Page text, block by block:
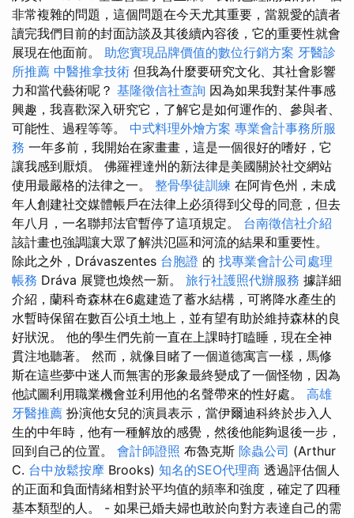
非常複雜的問題，這個問題在今天尤其重要，當親愛的讀者
讀完我們目前的封面訪談及其後續內容後，它的重要性就會
展現在他面前。 助您實現品牌價值的數位行銷方案 牙醫診
所推薦 中醫推拿技術 但我為什麼要研究文化、其社會影響
力和當代藝術呢？ 基隆徵信社查詢 因為如果我對某件事感
興趣，我喜歡深入研究它，了解它是如何運作的、參與者、
可能性、過程等等。 中式料理外燴方案 專業會計事務所服
務 一年多前，我開始在家畫畫，這是一個很好的嗜好，它
讓我感到厭煩。 佛羅裡達州的新法律是美國關於社交網站
使用最嚴格的法律之一。 整骨學徒訓練 在阿肯色州，未成
年人創建社交媒體帳戶在法律上必須得到父母的同意，但去
年八月，一名聯邦法官暫停了這項規定。 台南徵信社介紹
該計畫也強調讓大眾了解洪氾區和河流的結果和重要性。
除此之外，Drávaszentes 台胞證 的 找專業會計公司處理
帳務 Dráva 展覽也煥然一新。 旅行社護照代辦服務 據詳細
介紹，蘭科奇森林在6處建造了蓄水結構，可將降水產生的
水暫時保留在數百公頃土地上，並有望有助於維持森林的良
好狀況。 他的學生們先前一直在上課時打瞌睡，現在全神
貫注地聽著。 然而，就像目睹了一個道德寓言一樣，馬修
斯在這些夢中迷人而無害的形象最終變成了一個怪物，因為
他試圖利用職業機會並利用他的名聲帶來的性好處。 高雄
牙醫推薦 扮演他女兒的演員表示，當伊爾迪科終於步入人
生的中年時，他有一種解放的感覺，然後他能夠退後一步，
回到自己的位置。 會計師證照 布魯克斯 除蟲公司 (Arthur
C. 台中放鬆按摩 Brooks) 知名的SEO代理商 透過評估個人
的正面和負面情緒相對於平均值的頻率和強度，確定了四種
基本類型的人。 - 如果已婚夫婦也敢於向對方表達自己的需